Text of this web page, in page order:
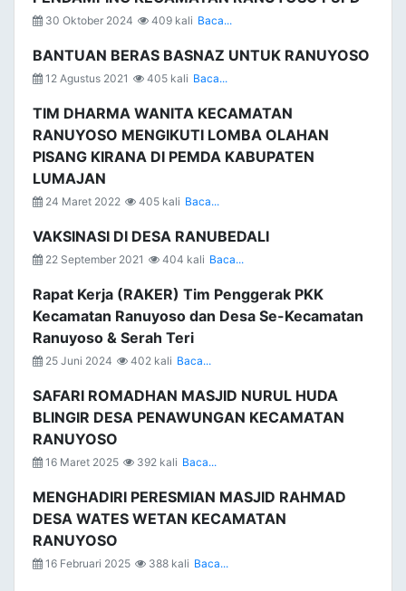
30 Oktober 2024 409 kali Baca...
BANTUAN BERAS BASNAZ UNTUK RANUYOSO
12 Agustus 2021 405 kali Baca...
TIM DHARMA WANITA KECAMATAN
RANUYOSO MENGIKUTI LOMBA OLAHAN
PISANG KIRANA DI PEMDA KABUPATEN
LUMAJAN
24 Maret 2022 405 kali Baca...
VAKSINASI DI DESA RANUBEDALI
22 September 2021 404 kali Baca...
Rapat Kerja (RAKER) Tim Penggerak PKK
Kecamatan Ranuyoso dan Desa Se-Kecamatan
Ranuyoso & Serah Teri
25 Juni 2024 402 kali Baca...
SAFARI ROMADHAN MASJID NURUL HUDA
BLINGIR DESA PENAWUNGAN KECAMATAN
RANUYOSO
16 Maret 2025 392 kali Baca...
MENGHADIRI PERESMIAN MASJID RAHMAD
DESA WATES WETAN KECAMATAN
RANUYOSO
16 Februari 2025 388 kali Baca...